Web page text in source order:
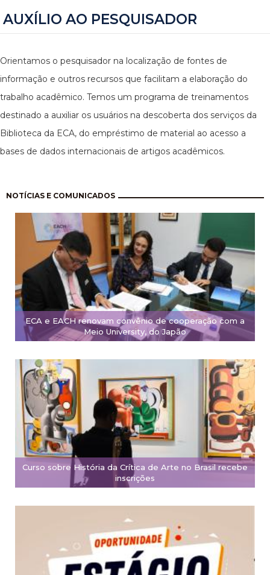
AUXÍLIO AO PESQUISADOR
Orientamos o pesquisador na localização de fontes de
informação e outros recursos que facilitam a elaboração do
trabalho acadêmico. Temos um programa de treinamentos
destinado a auxiliar os usuários na descoberta dos serviços da
Biblioteca da ECA, do empréstimo de material ao acesso a
bases de dados internacionais de artigos acadêmicos.
NOTÍCIAS E COMUNICADOS
ECA e EACH renovam convênio de cooperação com a
Meio University, do Japão
Curso sobre História da Crítica de Arte no Brasil recebe
inscrições
Paginação